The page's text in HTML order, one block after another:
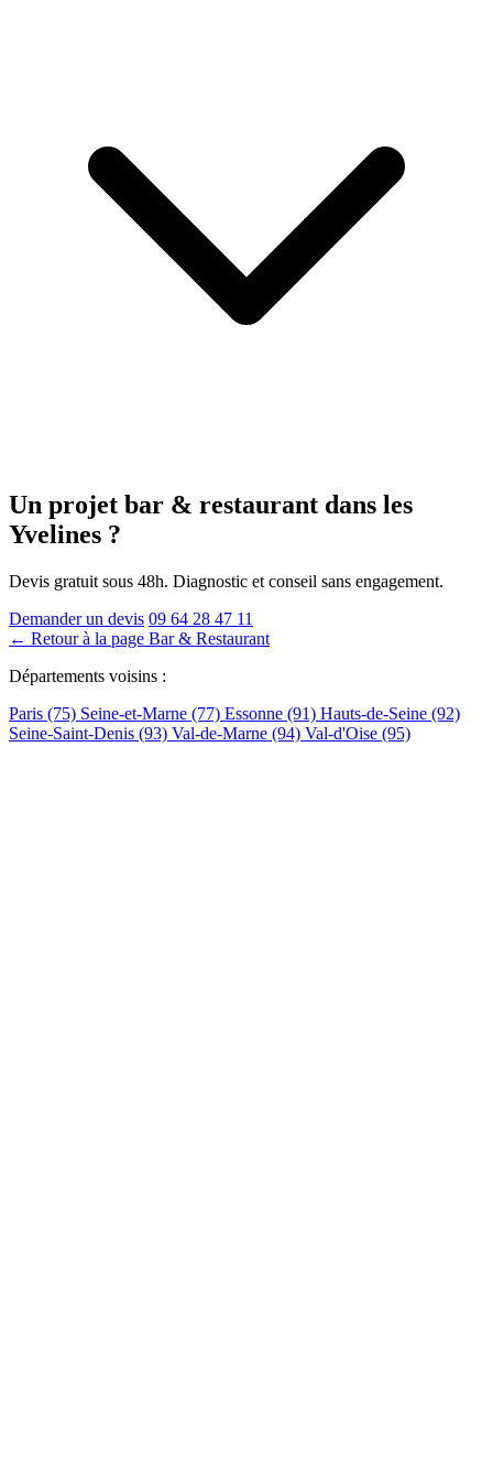
Un projet bar & restaurant dans les
Yvelines ?
Devis gratuit sous 48h. Diagnostic et conseil sans engagement.
Demander un devis 09 64 28 47 11
← Retour à la page Bar & Restaurant
Départements voisins :
Paris (75) Seine-et-Marne (77) Essonne (91) Hauts-de-Seine (92)
Seine-Saint-Denis (93) Val-de-Marne (94) Val-d'Oise (95)